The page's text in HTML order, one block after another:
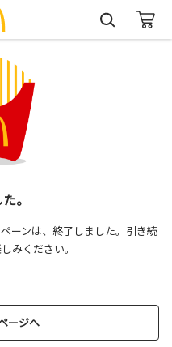
。
ーンは、終了しました。引き続
みください。
ージへ